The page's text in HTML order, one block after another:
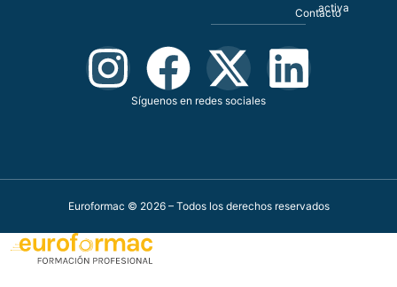
Contacto
activa
Síguenos en redes sociales
Euroformac © 2026 – Todos los derechos reservados